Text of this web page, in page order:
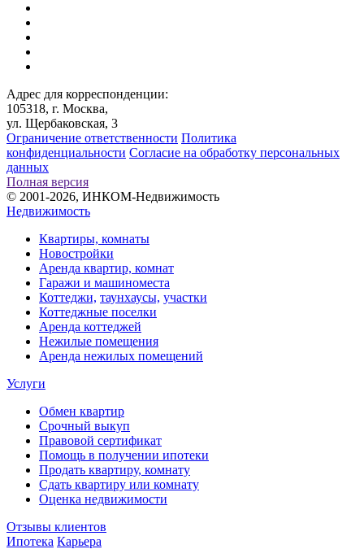
Адрес для корреспонденции:
105318, г. Москва,
ул. Щербаковская, 3
Ограничение ответственности Политика
конфиденциальности Согласие на обработку персональных
данных
Полная версия
© 2001-2026, ИНКОМ-Недвижимость
Недвижимость
Квартиры, комнаты
Новостройки
Аренда квартир, комнат
Гаражи и машиноместа
Коттеджи, таунхаусы, участки
Коттеджные поселки
Аренда коттеджей
Нежилые помещения
Аренда нежилых помещений
Услуги
Обмен квартир
Срочный выкуп
Правовой сертификат
Помощь в получении ипотеки
Продать квартиру, комнату
Сдать квартиру или комнату
Оценка недвижимости
Отзывы клиентов
Ипотека Карьера